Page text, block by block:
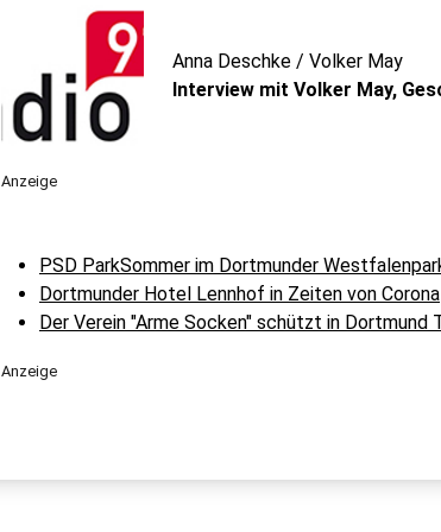
Anna Deschke / Volker May
Interview mit Volker May,
Anzeige
PSD ParkSommer im Dortmunder
Dortmunder Hotel Lennhof in Zeiten von Corona
Der Verein "Arme Socken" schützt in Dortmund
Anzeige